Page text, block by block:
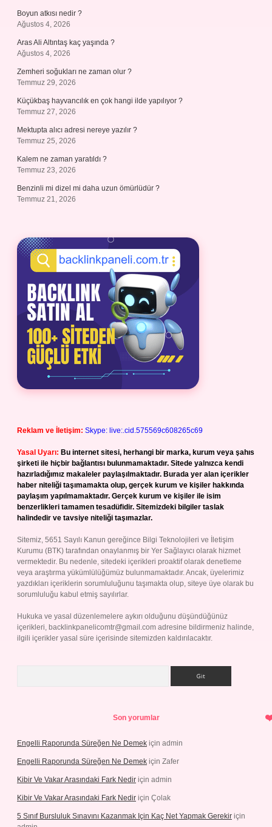
Boyun atkısı nedir ?
Ağustos 4, 2026
Aras Ali Altıntaş kaç yaşında ?
Ağustos 4, 2026
Zemheri soğukları ne zaman olur ?
Temmuz 29, 2026
Küçükbaş hayvancılık en çok hangi ilde yapılıyor ?
Temmuz 27, 2026
Mektupta alıcı adresi nereye yazılır ?
Temmuz 25, 2026
Kalem ne zaman yaratıldı ?
Temmuz 23, 2026
Benzinli mi dizel mi daha uzun ömürlüdür ?
Temmuz 21, 2026
Reklam ve İletişim: Skype: live:.cid.575569c608265c69
Yasal Uyarı: Bu internet sitesi, herhangi bir marka, kurum veya şahıs
şirketi ile hiçbir bağlantısı bulunmamaktadır. Sitede yalnızca kendi
hazırladığımız makaleler paylaşılmaktadır. Burada yer alan içerikler
haber niteliği taşımamakta olup, gerçek kurum ve kişiler hakkında
paylaşım yapılmamaktadır. Gerçek kurum ve kişiler ile isim
benzerlikleri tamamen tesadüfidir. Sitemizdeki bilgiler taslak
halindedir ve tavsiye niteliği taşımazlar.
Sitemiz, 5651 Sayılı Kanun gereğince Bilgi Teknolojileri ve İletişim
Kurumu (BTK) tarafından onaylanmış bir Yer Sağlayıcı olarak hizmet
vermektedir. Bu nedenle, sitedeki içerikleri proaktif olarak denetleme
veya araştırma yükümlülüğümüz bulunmamaktadır. Ancak, üyelerimiz
yazdıkları içeriklerin sorumluluğunu taşımakta olup, siteye üye olarak bu
sorumluluğu kabul etmiş sayılırlar.
Hukuka ve yasal düzenlemelere aykırı olduğunu düşündüğünüz
içerikleri, backlinkpanelicomtr@gmail.com adresine bildirmeniz halinde,
ilgili içerikler yasal süre içerisinde sitemizden kaldırılacaktır.
Son yorumlar
Engelli Raporunda Süreğen Ne Demek için admin
Engelli Raporunda Süreğen Ne Demek için Zafer
Kibir Ve Vakar Arasındaki Fark Nedir için admin
Kibir Ve Vakar Arasındaki Fark Nedir için Çolak
5 Sınıf Bursluluk Sınavını Kazanmak Için Kaç Net Yapmak Gerekir için